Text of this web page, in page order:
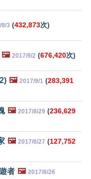
3 (432,873次)
🖼️ 2017/9/2 (676,420次)
🖼️ 2017/9/1 (283,391
🖼️ 2017/8/29 (236,629
🖼️ 2017/8/27 (127,752
者 🖼️ 2017/8/26